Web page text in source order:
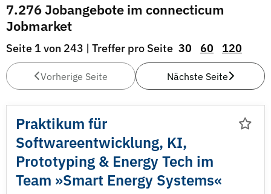
7.276 Jobangebote im connecticum
Jobmarket
Seite 1 von 243 | Treffer pro Seite 30 60 120
Vorherige Seite Nächste Seite
Praktikum für
Softwareentwicklung, KI,
Prototyping & Energy Tech im
Team »Smart Energy Systems«